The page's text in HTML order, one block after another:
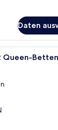
Daten
1
Queen-Betten